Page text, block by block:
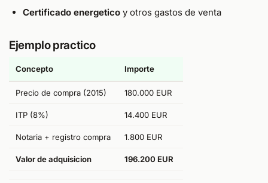
Certificado energeticoy otros gastos de venta
Ejemplo practico
Concepto Importe
Precio de compra (2015) 180.000 EUR
ITP (8%) 14.400 EUR
Notaria + registro compra 1.800 EUR
Valor de adquisicion 196.200 EUR